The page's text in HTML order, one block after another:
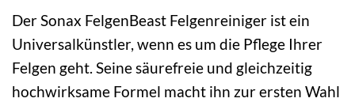
Der Sonax FelgenBeast Felgenreiniger ist ein
Universalkünstler, wenn es um die Pflege Ihrer
Felgen geht. Seine säurefreie und gleichzeitig
hochwirksame Formel macht ihn zur ersten Wahl